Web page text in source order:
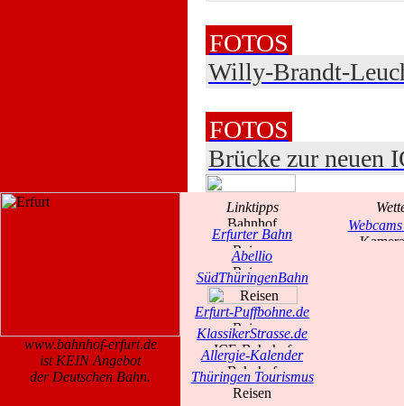
FOTOS
Willy-Brandt-
FOTOS
Brücke zur neuen
www.bahnhof-erfurt.de
ist KEIN Angebot
der Deutschen Bahn.
Linktipps
Erfurter Bahn
Abellio
SüdThüringenBahn
Erfurt-Puffbohne.de
KlassikerStrasse.de
Allergie-Kalender
Thüringen Tourismus